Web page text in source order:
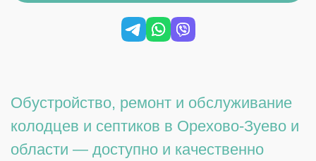
Обустройство, ремонт и обслуживание
колодцев и септиков в Орехово-Зуево и
области — доступно и качественно